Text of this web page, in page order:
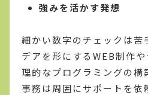
強みを活かす発想
細かい数字のチェックは苦
デアを形にするWEB制作
理的なプログラミングの構
事務は周囲にサポートを依